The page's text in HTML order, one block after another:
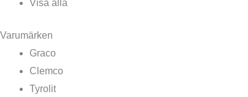
Visa alla
Varumärken
Graco
Clemco
Tyrolit